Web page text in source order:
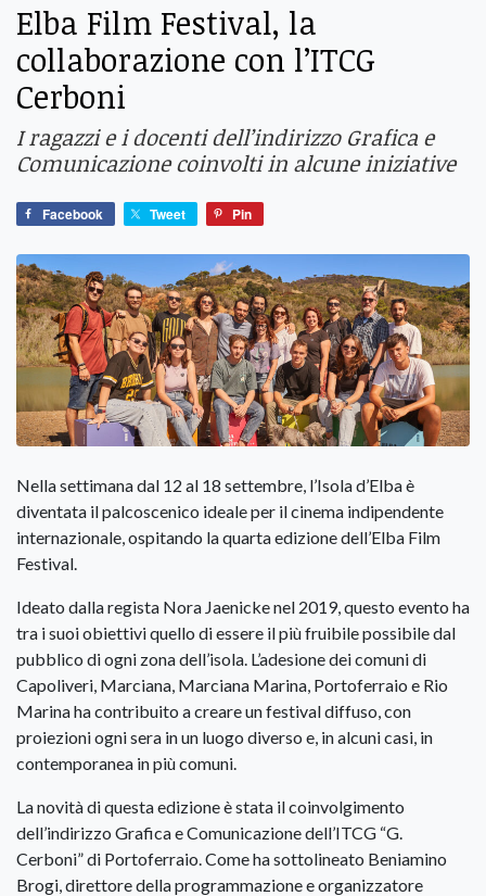
Elba Film Festival, la
collaborazione con l’ITCG
Cerboni
I ragazzi e i docenti dell’indirizzo Grafica e
Comunicazione coinvolti in alcune iniziative
Facebook Tweet Pin
Nella settimana dal 12 al 18 settembre, l’Isola d’Elba è
diventata il palcoscenico ideale per il cinema indipendente
internazionale, ospitando la quarta edizione dell’Elba Film
Festival.
Ideato dalla regista Nora Jaenicke nel 2019, questo evento ha
tra i suoi obiettivi quello di essere il più fruibile possibile dal
pubblico di ogni zona dell’isola. L’adesione dei comuni di
Capoliveri, Marciana, Marciana Marina, Portoferraio e Rio
Marina ha contribuito a creare un festival diffuso, con
proiezioni ogni sera in un luogo diverso e, in alcuni casi, in
contemporanea in più comuni.
La novità di questa edizione è stata il coinvolgimento
dell’indirizzo Grafica e Comunicazione dell’ITCG “G.
Cerboni” di Portoferraio. Come ha sottolineato Beniamino
Brogi, direttore della programmazione e organizzatore